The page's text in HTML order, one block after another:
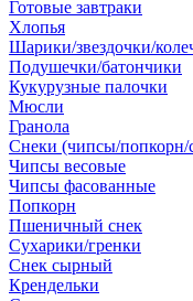
Готовые завтраки
Хлопья
Шарики/звездочки/
Подушечки/батончики
Кукурузные палочки
Мюсли
Гранола
Снеки (чипсы/попкорн/
Чипсы весовые
Чипсы фасованные
Попкорн
Пшеничный снек
Сухарики/гренки
Снек сырный
Крендельки